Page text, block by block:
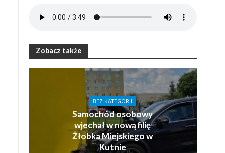
Zobacz także
BEZ KATEGORII
Samochód osobowy
wjechał w nową filię
Żłobka Miejskiego w
Kutnie